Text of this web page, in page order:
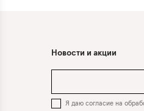
Новости и акции
Я даю согласие на